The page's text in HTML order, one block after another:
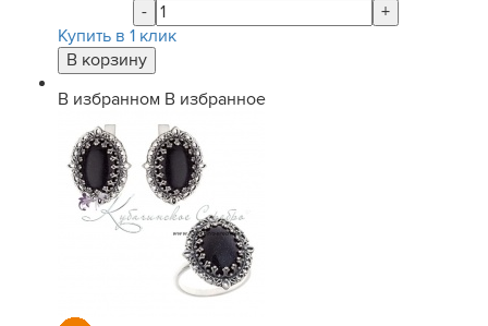
-
+
Купить в 1 клик
В избранном В избранное